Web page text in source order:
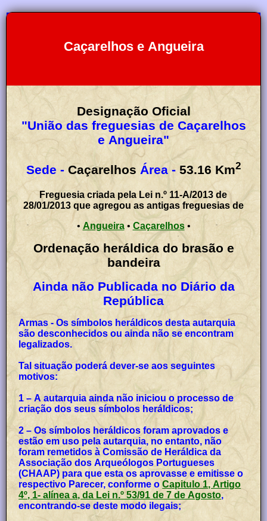
Caçarelhos e Angueira
Designação Oficial
"União das freguesias de Caçarelhos
e Angueira"
Sede - Caçarelhos Área - 53.16 Km2
Freguesia criada pela Lei n.º 11-A/2013 de
28/01/2013 que agregou as antigas freguesias de
• Angueira• Caçarelhos•
Ordenação heráldica do brasão e
bandeira
Ainda não Publicada no Diário da
República
Armas - Os símbolos heráldicos desta autarquia
são desconhecidos ou ainda não se encontram
legalizados.
Tal situação poderá dever-se aos seguintes
motivos:
1 – A autarquia ainda não iniciou o processo de
criação dos seus símbolos heráldicos;
2 – Os símbolos heráldicos foram aprovados e
estão em uso pela autarquia, no entanto, não
foram remetidos à Comissão de Heráldica da
Associação dos Arqueólogos Portugueses
(CHAAP) para que esta os aprovasse e emitisse o
respectivo Parecer, conforme oCapitulo 1, Artigo
4º, 1- alínea a, da Lei n.º 53/91 de 7 de Agosto,
encontrando-se deste modo ilegais;